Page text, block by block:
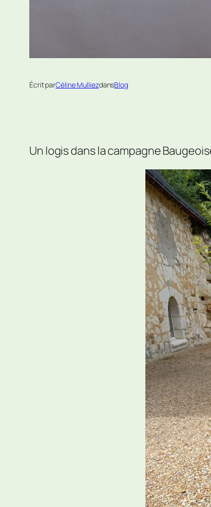
Écrit parCéline MulliezdansBlog
Un logis dans la campagne